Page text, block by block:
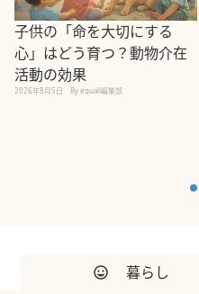
子供の「命を大切にする
心」はどう育つ？動物介在
活動の効果
2026年8月5日 By equall編集部
暮らし